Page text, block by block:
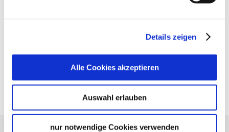
Details zeigen
Alle Cookies akzeptieren
Auswahl erlauben
nur notwendige Cookies verwenden
DB timetable information
Google Maps
Google Maps Route